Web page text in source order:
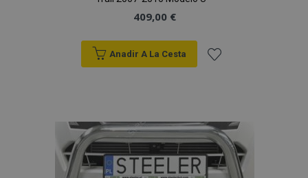
409,00 €
Anadir A La Cesta
Lista
de